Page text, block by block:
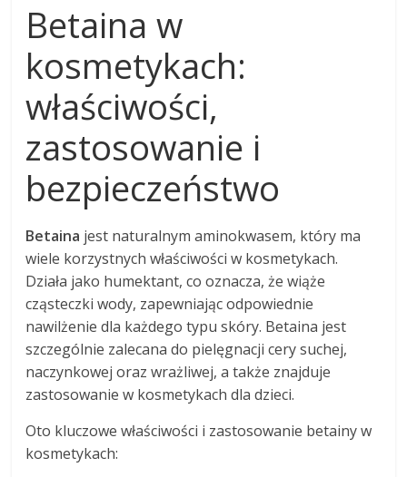
Betaina w
kosmetykach:
właściwości,
zastosowanie i
bezpieczeństwo
Betaina jest naturalnym aminokwasem, który ma
wiele korzystnych właściwości w kosmetykach.
Działa jako humektant, co oznacza, że wiąże
cząsteczki wody, zapewniając odpowiednie
nawilżenie dla każdego typu skóry. Betaina jest
szczególnie zalecana do pielęgnacji cery suchej,
naczynkowej oraz wrażliwej, a także znajduje
zastosowanie w kosmetykach dla dzieci.
Oto kluczowe właściwości i zastosowanie betainy w
kosmetykach: